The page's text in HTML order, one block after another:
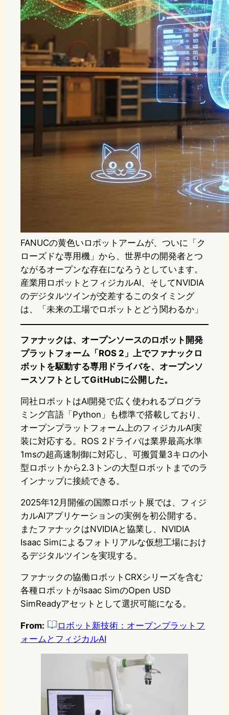
FANUCの黄色いロボットアームが、ついに「ク
ローズドな専用機」から、世界中の開発者とつ
ながるオープンな存在になろうとしています。
産業用ロボットとフィジカルAI、そしてNVIDIA
のデジタルツインが交差するこのタイミング
は、「未来の工場でロボットとどう関わるか」
ファナックは、オープンソースのロボット開発
プラットフォーム「ROS 2」上でファナックロ
ボットを駆動する専用ドライバを、オープンソ
ースソフトとしてGitHubに公開した。
同社ロボットはAI開発で広く使われるプログラ
ミング言語「Python」も標準で搭載しており、
オープンプラットフォーム上のフィジカルAI実
装に対応する。ROS 2ドライバは業界最高水準
1msの超高速制御に対応し、可搬質量3キロの小
型ロボットから2.3トンの大型ロボットまでのラ
インナップに接続できる。
2025年12月開催の国際ロボット展では、フィジ
カルAIアプリケーションの実例を初公開する。
またファナックはNVIDIAと協業し、NVIDIA
Isaac Simによるフォトリアルな仮想工場におけ
るデジタルツインを実現する。
ファナックの協働ロボットCRXシリーズを含む
各種ロボットがIsaac SimのOpen USD
SimReadyアセットとして選択可能になる。
From:
ロボット新技術：オープンプラットフ
ォームとフィジカルAI